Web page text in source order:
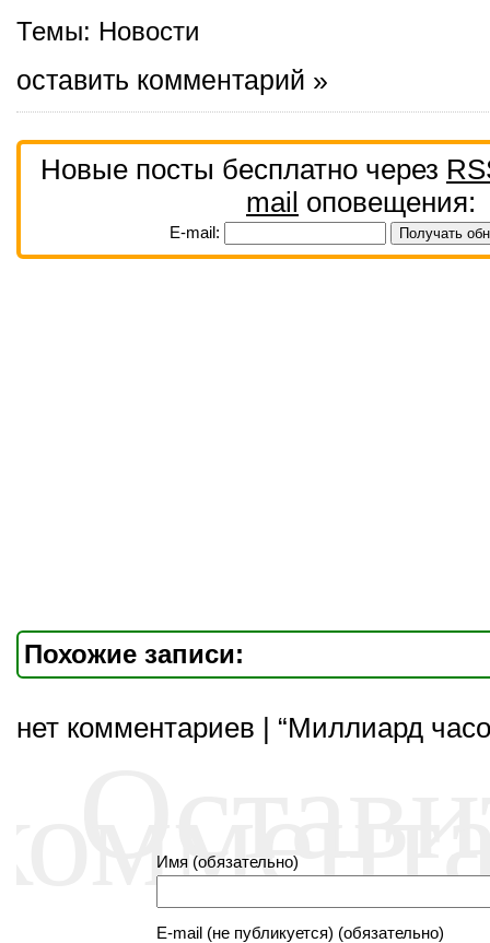
Темы: Новости
оставить комментарий »
Новые посты бесплатно через
mail оповещения:
E-mail:
Похожие записи:
нет комментариев | “Миллиард
Имя (обязательно)
E-mail (не публикуется) (обязательно)